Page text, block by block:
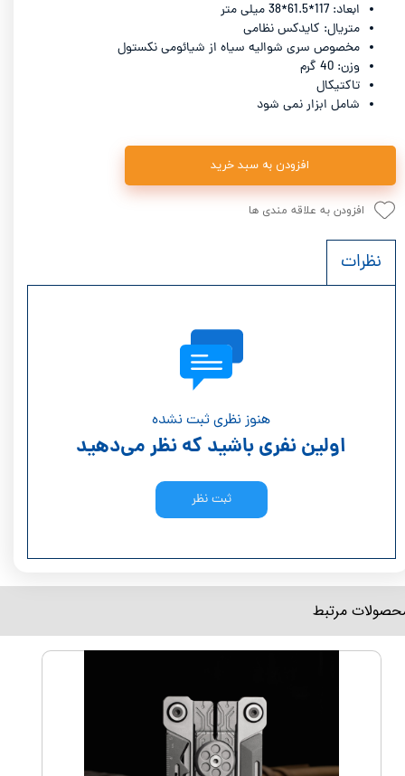
ابعاد: 117*61.5*38 میلی متر
متریال: کایدکس نظامی
مخصوص سری شوالیه سیاه از شیائومی نکستول
وزن: 40 گرم
تاکتیکال
شامل ابزار نمی شود
افزودن به سبد خرید
افزودن به علاقه مندی ها
نظرات
هنوز نظری ثبت نشده
اولین نفری باشید که نظر می‌دهید
ثبت نظر
مرتبط